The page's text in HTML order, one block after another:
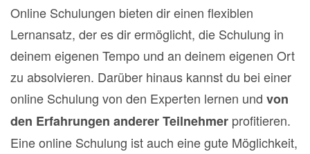
Online Schulungen bieten dir einen flexiblen
Lernansatz, der es dir ermöglicht, die Schulung in
deinem eigenen Tempo und an deinem eigenen Ort
zu absolvieren. Darüber hinaus kannst du bei einer
online Schulung von den Experten lernen und von
den Erfahrungen anderer Teilnehmer profitieren.
Eine online Schulung ist auch eine gute Möglichkeit,